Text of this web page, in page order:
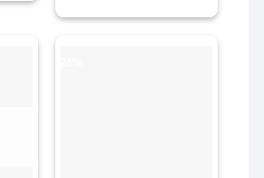
8.050.000 ₫.